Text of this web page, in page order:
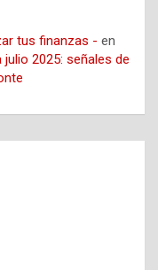
tus finanzas - en
2025: señales de